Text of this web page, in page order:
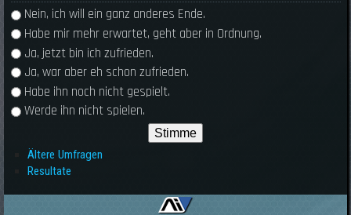
Auswahlmöglichkeiten
Nein, ich will ein ganz anderes Ende.
Habe mir mehr erwartet, geht aber in Ordnung.
Ja, jetzt bin ich zufrieden.
Ja, war aber eh schon zufrieden.
Habe ihn noch nicht gespielt.
Werde ihn nicht spielen.
Ältere Umfragen
Resultate